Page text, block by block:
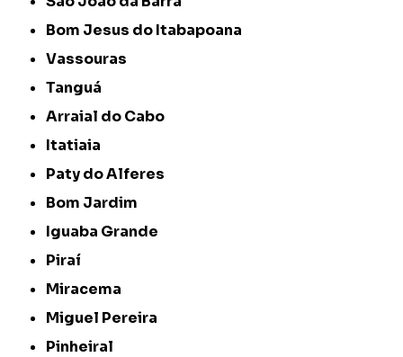
Bom Jesus do Itabapoana
Vassouras
Tanguá
Arraial do Cabo
Itatiaia
Paty do Alferes
Bom Jardim
Iguaba Grande
Piraí
Miracema
Miguel Pereira
Pinheiral